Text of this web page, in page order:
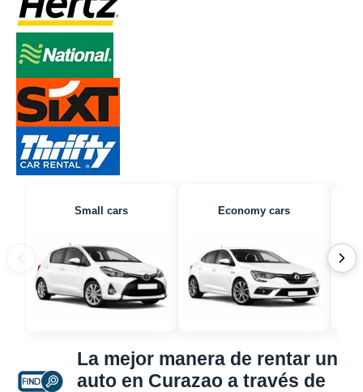
Small cars Economy cars
La mejor manera de rentar un
auto en Curazao a través de